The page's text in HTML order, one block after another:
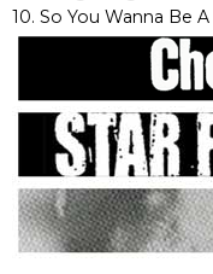
10. So You Wanna Be